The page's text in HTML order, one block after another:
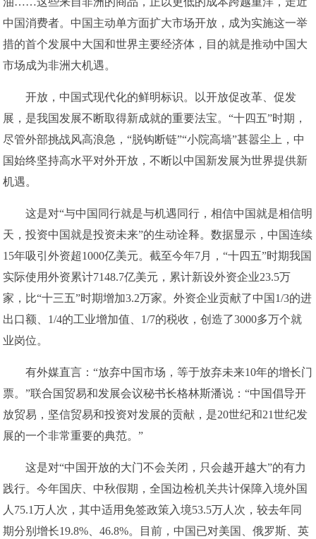
中国消费者。中国主动单方面扩大市场开放，成为实施这一举
措的首个发展中大国和世界主要经济体，目的就是推动中国大
市场成为非洲大机遇。
开放，中国式现代化的鲜明标识。以开放促改革、促发
展，是我国发展不断取得新成就的重要法宝。“十四五”时期，
尽管外部挑战风高浪急，“脱钩断链”“小院高墙”甚嚣尘上，中
国始终坚持高水平对外开放，不断以中国新发展为世界提供新
机遇。
这是对“与中国同行就是与机遇同行，相信中国就是相信明
天，投资中国就是投资未来”的生动诠释。数据显示，中国连续
15年吸引外资超1000亿美元。截至今年7月，“十四五”时期我国
实际使用外资累计7148.7亿美元，累计新设外资企业23.5万
家，比“十三五”时期增加3.2万家。外资企业贡献了中国1/3的进
出口额、1/4的工业增加值、1/7的税收，创造了3000多万个就
业岗位。
有外媒直言：“放弃中国市场，等于放弃未来10年的增长门
票。”联合国贸易和发展会议秘书长格林斯潘说：“中国倡导开
放贸易，坚信贸易和投资对发展的贡献，是20世纪和21世纪发
展的一个非常重要的典范。”
这是对“中国开放的大门不会关闭，只会越开越大”的有力
践行。今年国庆、中秋假期，全国边检机关共计保障入境外国
人75.1万人次，其中适用免签政策入境53.5万人次，较去年同
期分别增长19.8%、46.8%。目前，中国已对美国、俄罗斯、英